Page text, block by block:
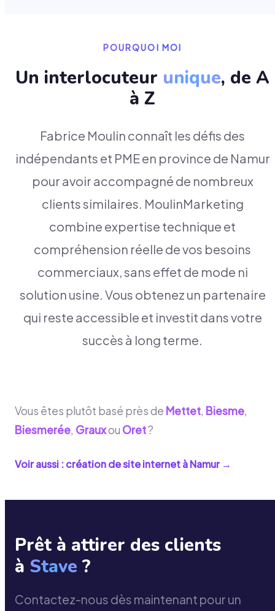
POURQUOI MOI
Un interlocuteur unique, de A
à Z
Fabrice Moulin connaît les défis des
indépendants et PME en province de Namur
pour avoir accompagné de nombreux
clients similaires. MoulinMarketing
combine expertise technique et
compréhension réelle de vos besoins
commerciaux, sans effet de mode ni
solution usine. Vous obtenez un partenaire
qui reste accessible et investit dans votre
succès à long terme.
Vous êtes plutôt basé près de Mettet, Biesme,
Biesmerée, Grauxou Oret?
Voir aussi : création de site internet àNamur →
Prêt à attirer des clients
à Stave ?
Contactez-nous dès maintenant pour un